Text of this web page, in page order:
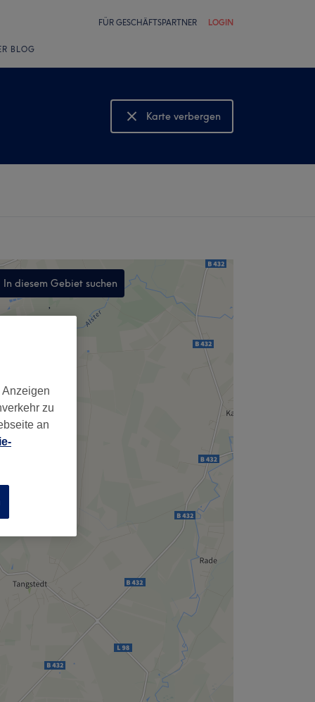
FÜR GESCHÄFTSPARTNER LOGIN
BLOG
Karte verbergen
Karte anzeigen
In diesem Gebiet suchen
,
zu
an